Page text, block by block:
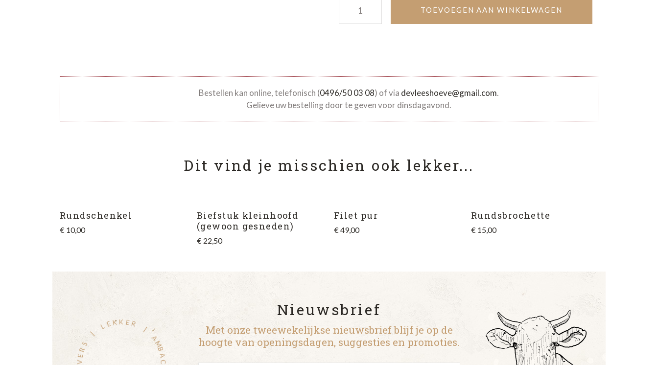
TOEVOEGEN AAN WINKELWAGEN
Bestellen kan online, telefonisch (0496/50 03 08) of via devleeshoeve@gmail.com.
Gelieve uw bestelling door te geven voor dinsdagavond.
Dit vind je misschien ook lekker...
Rundschenkel
€ 10,00
Biefstuk kleinhoofd
(gewoon gesneden)
€ 22,50
Filet pur
€49,00
Rundsbrochette
€ 15,00
V
E
R
S
|
L EK K ER
|
A
M
B
A
C
Nieuwsbrief
Met onze tweewekelijkse nieuwsbrief blijf je op de
hoogte van openingsdagen, suggesties en promoties.